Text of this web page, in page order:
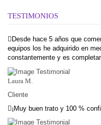
TESTIMONIOS
Desde hace 5 años que
equipos los he adquirido en
constantemente y es
Laura M.
Cliente
¡Muy buen trato y 100 %